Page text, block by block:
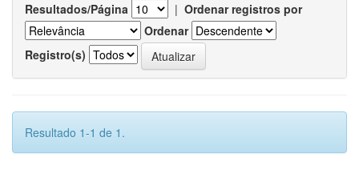
Resultados/Página | Ordenar registros por
Ordenar
Registro(s)
Resultado 1-1 de 1.